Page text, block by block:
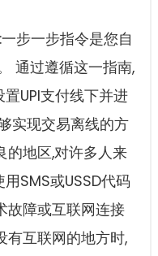
步一步指令是您自
通过遵循这一指南,
UPI支付线下并进
实现交易离线的方
的地区,对许多人来
SMS或USSD代码
故障或互联网连接
有互联网的地方时,